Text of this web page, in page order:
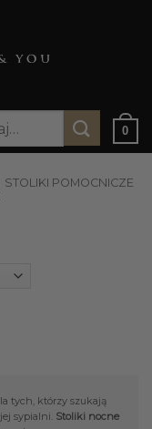
0
STOLIKI POMOCNICZE
tych, którzy szukają
sypialni. Stoliki nocne